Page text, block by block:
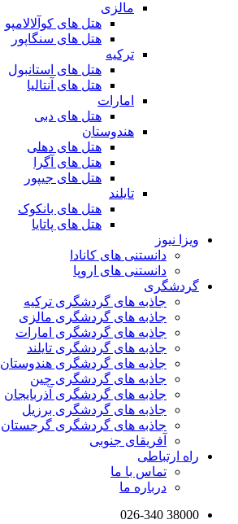
مالزی
هتل های کوآلالامپو
هتل های سنگاپور
ترکیه
هتل های استانبول
هتل های آنتالیا
امارات
هتل های دبی
هندوستان
هتل های دهلی
هتل های آگرا
هتل های جیپور
تایلند
هتل های بانکوک
هتل های پاتایا
ویزا نیوز
دانستنی های کانادا
دانستنی های اروپا
گردشگری
جاذبه های گردشگری ترکیه
جاذبه های گردشگری مالزی
جاذبه های گردشگری امارات
جاذبه های گردشگری تایلند
جاذبه های گردشگری هندوستان
جاذبه های گردشگری چین
جاذبه های گردشگری آذربایجان
جاذبه های گردشگری برزیل
جاذبه های گردشگری گرجستان
آفریقای جنوبی
راه ارتباطی
تماس با ما
درباره ما
38000 026-340